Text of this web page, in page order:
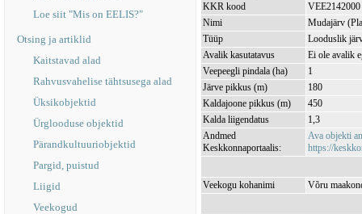
Loe siit "Mis on EELIS?"
Otsing ja artiklid
Kaitstavad alad
Rahvusvahelise tähtsusega alad
Üksikobjektid
Ürglooduse objektid
Pärandkultuuriobjektid
Pargid, puistud
Liigid
Veekogud
KKR kood
VEE2142000
Nimi
Mudajärv
Tüüp
Looduslik
Avalik kasutatavus
Ei ole avalik
Veepeegli pindala (ha)
1
Järve pikkus (m)
180
Kaldajoone pikkus (m)
450
Kalda liigendatus
1,3
Andmed
Keskkonnaportaalis:
Ava objekti
https://
Veekogu kohanimi Võru